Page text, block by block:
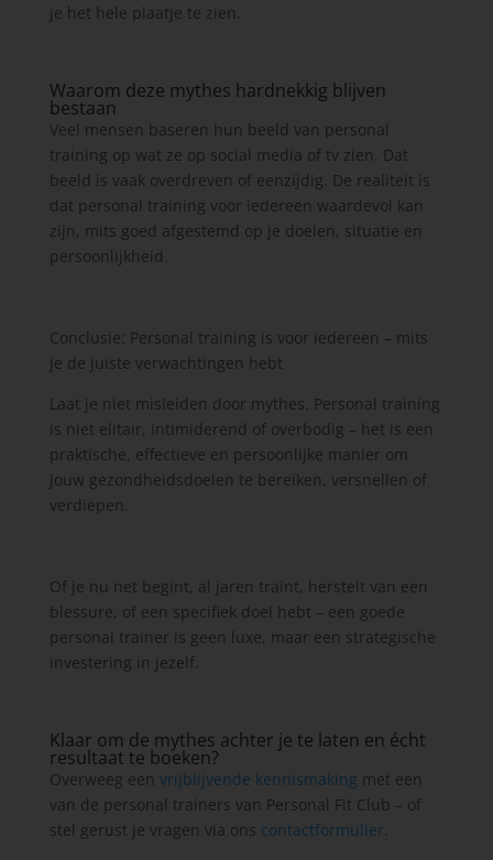
je het hele plaatje te zien.
Waarom deze mythes hardnekkig blijven
bestaan
Veel mensen baseren hun beeld van personal
training op wat ze op social media of tv zien. Dat
beeld is vaak overdreven of eenzijdig. De realiteit is
dat personal training voor iedereen waardevol kan
zijn, mits goed afgestemd op je doelen, situatie en
persoonlijkheid.
Conclusie: Personal training is voor iedereen – mits
je de juiste verwachtingen hebt
Laat je niet misleiden door mythes. Personal training
is niet elitair, intimiderend of overbodig – het is een
praktische, effectieve en persoonlijke manier om
jouw gezondheidsdoelen te bereiken, versnellen of
verdiepen.
Of je nu net begint, al jaren traint, herstelt van een
blessure, of een specifiek doel hebt – een goede
personal trainer is geen luxe, maar een strategische
investering in jezelf.
Klaar om de mythes achter je te laten en écht
resultaat te boeken?
Overweeg een vrijblijvende kennismaking met een
van de personal trainers van Personal Fit Club – of
stel gerust je vragen via ons contactformulier.